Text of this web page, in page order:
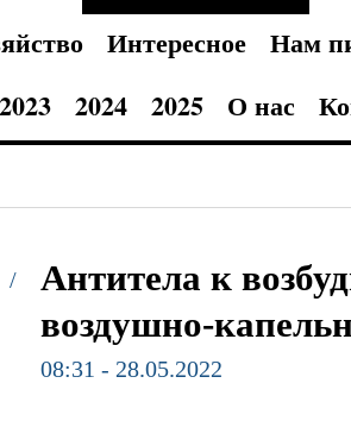
Интересное
Нам
2023 2024 2025 О нас
/
Антитела к
воздушно-
08:31 - 28.05.2022